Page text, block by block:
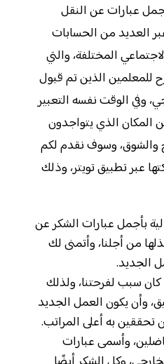
عبارات عن النقل
العديد من الحسابات
المختلفة، والتي
للمعلمين الذين تم قبول
وفي الوقت نفسه التعبير
المكان الذي يتواجدون
والشوق، وسوف نقدم لكم
عبر تطبيق تويتر، وذلك
بأجمل عبارات الشكر عن
من أجلنا، وأتمنى لك
الجديد.
سبب لفرحتنا، ولذلك
وأن يكون العمل الجديد
به أعلى المراتب.
وأسمى عبارات